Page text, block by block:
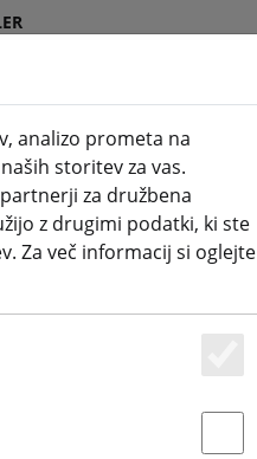
3D
tiskanje
Poslovanje
Depot
analizo prometa na
storitev za vas.
za družbena
z drugimi podatki, ki ste
Za več informacij si oglejte